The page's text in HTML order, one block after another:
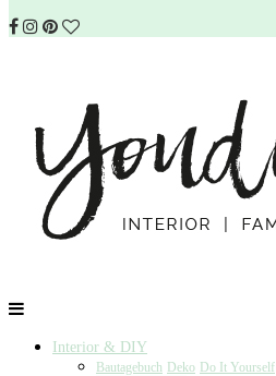
Interior & DIY
Bautagebuch Deko Do It Yourself